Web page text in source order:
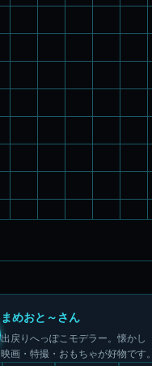
まめおと～さん
出戻りへっぽこモデラー。懐かし
映画・特撮・おもちゃが好物です。